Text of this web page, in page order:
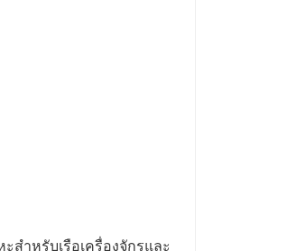
ำหรับเรือเครื่องจักรและ